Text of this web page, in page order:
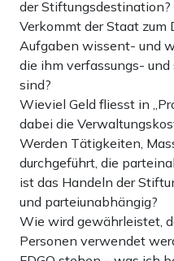
der Stiftungsdestination?
Verkommt der Staat zum
Aufgaben wissent- und
die ihm verfassungs-
sind?
Wieviel Geld fliesst in
dabei die
Werden Tätigkeiten,
durchgeführt, die
ist das Handeln der
und parteiunabhängig?
Wie wird gewährleistet,
Personen verwendet